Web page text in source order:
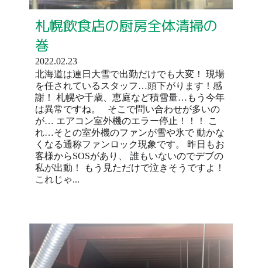
札幌飲食店の厨房全体清掃の
巻
2022.02.23
北海道は連日大雪で出勤だけでも大変！ 現場
を任されているスタッフ…頭下がります！感
謝！ 札幌や千歳、恵庭など積雪量…もう今年
は異常ですね。 そこで問い合わせが多いの
が… エアコン室外機のエラー停止！！！ こ
れ…そとの室外機のファンが雪や氷で 動かな
くなる通称ファンロック現象です。 昨日もお
客様からSOSがあり、 誰もいないのでデブの
私が出動！ もう見ただけで泣きそうですよ！
これじゃ...